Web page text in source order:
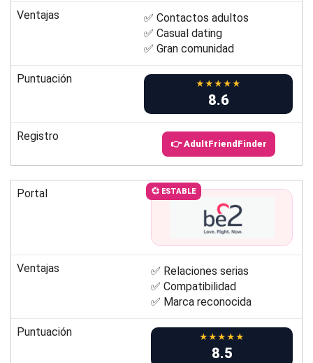
Ventajas
✅ Contactos adultos
✅ Casual dating
✅ Gran comunidad
Puntuación ★★★★★
8.6
Registro
👉 AdultFriendFinder
Portal 💞 ESTABLE
Ventajas
✅ Relaciones serias
✅ Compatibilidad
✅ Marca reconocida
Puntuación ★★★★★
8.5